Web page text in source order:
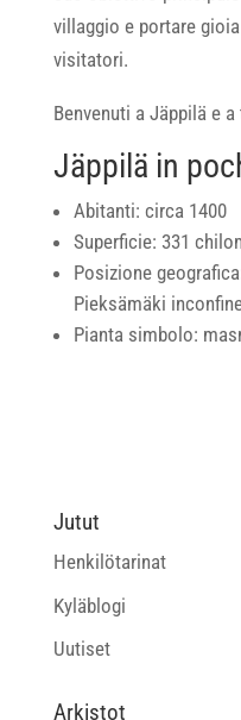
villaggio e portare
visitatori.
Benvenuti a Jäppilä e
Jäppilä in
Abitanti: circa 1400
Superficie: 331
Posizione
Pieksämäki
Pianta simbolo:
Jutut
Henkilötarinat
Kyläblogi
Uutiset
Arkistot